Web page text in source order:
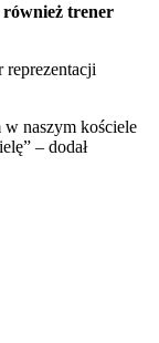
również trener
reprezentacji
w naszym kościele
– dodał